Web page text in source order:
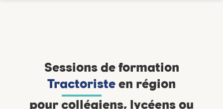
Sessions de formation
Tractoriste en région
pour collégiens, lycéens ou